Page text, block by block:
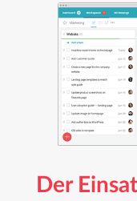
Der